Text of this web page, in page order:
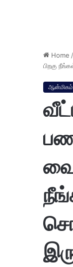
Home /
பிறகு
ஆன்மிகம்